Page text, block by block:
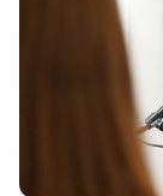
Претседател
Канцеларија
Заменици на